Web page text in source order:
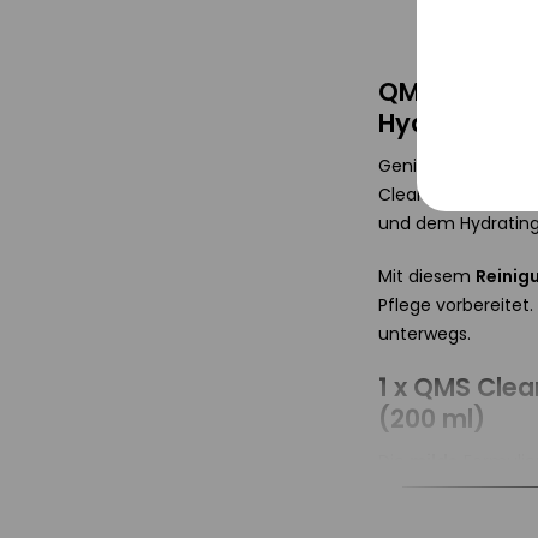
QMS
Hydrating
Genießen Sie ein
Cleansing Duo,
und dem
Mit diesem
Pflege vorbereitet.
unterwegs.
1 x QMS
(200 ml)
intensivenund